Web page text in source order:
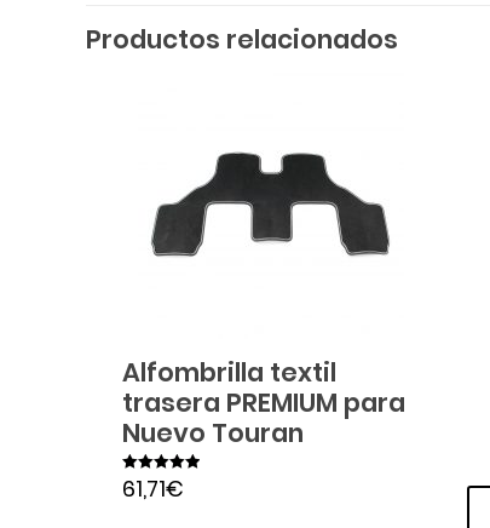
Productos relacionados
Alfombrilla textil
trasera PREMIUM para
Nuevo Touran
Valorado en
5.00
61,71€